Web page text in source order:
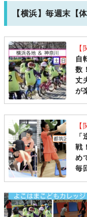
【横浜】毎週末【
【
自
数
丈
が
［
【
戦
め
毎
ン